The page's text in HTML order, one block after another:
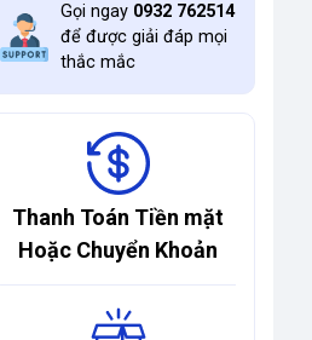
Gọi ngay 0932 762514
để được giải đáp mọi
thắc mắc
Thanh Toán Tiền mặt
Hoặc Chuyển Khoản